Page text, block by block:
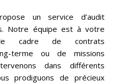
un service d’audit
Notre équipe est à votre
cadre de contrats
terme ou de missions
dans différents
prodiguons de précieux